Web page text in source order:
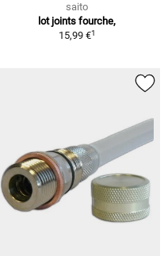
saito
lot joints fourche,
15,99 €1